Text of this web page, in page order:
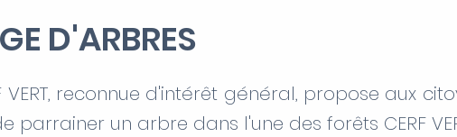
D'ARBRES
VERT, reconnue d'intérêt général, propose aux
parrainer un arbre dans l'une des forêts CERF